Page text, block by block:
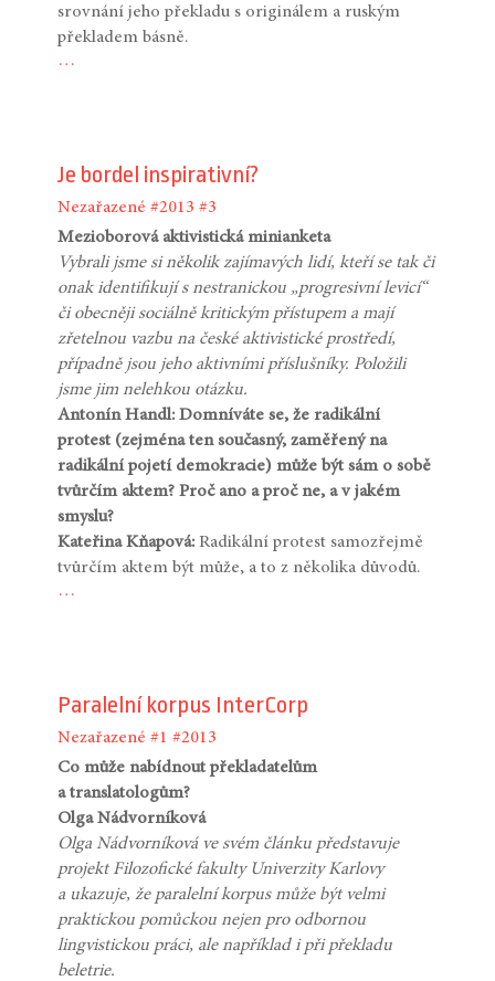
srovnání jeho překladu s originálem a ruským
překladem básně.
…
Je bordel inspirativní?
Nezařazené #2013 #3
Mezioborová aktivistická minianketa
Vybrali jsme si několik zajímavých lidí, kteří se tak či
onak identifikují s nestranickou „progresivní levicí“
či obecněji sociálně kritickým přístupem a mají
zřetelnou vazbu na české aktivistické prostředí,
případně jsou jeho aktivními příslušníky. Položili
jsme jim nelehkou otázku.
Antonín Handl: Domníváte se, že radikální
protest (zejména ten současný, zaměřený na
radikální pojetí demokracie) může být sám o sobě
tvůrčím aktem? Proč ano a proč ne, a v jakém
smyslu?
Kateřina Kňapová: Radikální protest samozřejmě
tvůrčím aktem být může, a to z několika důvodů.
…
Paralelní korpus InterCorp
Nezařazené #1 #2013
Co může nabídnout překladatelům
a translatologům?
Olga Nádvorníková
Olga Nádvorníková ve svém článku představuje
projekt Filozofické fakulty Univerzity Karlovy
a ukazuje, že paralelní korpus může být velmi
praktickou pomůckou nejen pro odbornou
lingvistickou práci, ale například i při překladu
beletrie.